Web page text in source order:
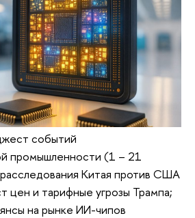
событий
промышленности (1 – 21
Китая против США
цен и тарифные угрозы Трампа;
на рынке ИИ-чипов